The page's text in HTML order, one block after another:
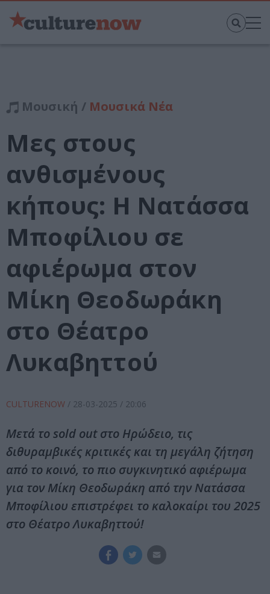
Μουσική / Μουσικά Νέα
Μες στους
ανθισμένους
κήπους: Η Νατάσσα
Μποφίλιου σε
αφιέρωμα στον
Μίκη Θεοδωράκη
στο Θέατρο
Λυκαβηττού
CULTURENOW / 28-03-2025 / 20:06
Μετά το sold out στο Ηρώδειο, τις
διθυραμβικές κριτικές και τη μεγάλη ζήτηση
από το κοινό, το πιο συγκινητικό αφιέρωμα
για τον Μίκη Θεοδωράκη από την Νατάσσα
Μποφίλιου επιστρέφει το καλοκαίρι του 2025
στο Θέατρο Λυκαβηττού!